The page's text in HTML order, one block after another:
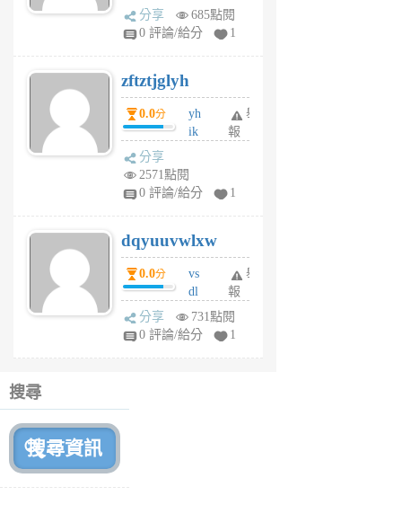
rh
pe
月
前
分享
685點閱
0 評論/給分
1
zftztjglyh
0.0分
yh
ik
tu
6
個
月
前
舉
報
分享
2571點閱
0 評論/給分
1
dqyuuvwlxw
0.0分
vs
dl
sq
fy
舉
報
分享
731點閱
0 評論/給分
1
搜尋